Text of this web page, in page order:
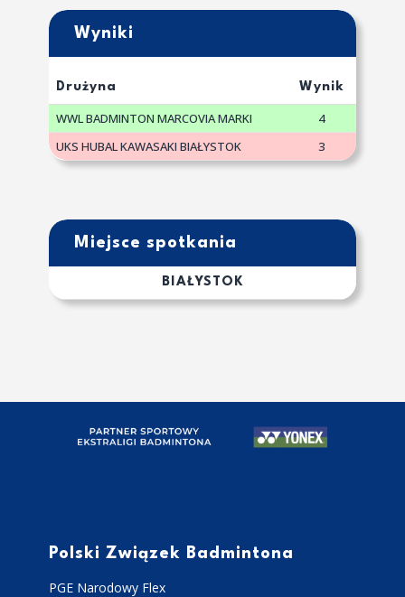
Wyniki
Drużyna Wynik
WWL BADMINTON MARCOVIA MARKI
4
UKS HUBAL KAWASAKI BIAŁYSTOK
3
Miejsce spotkania
BIAŁYSTOK
Polski Związek Badmintona
PGE Narodowy Flex